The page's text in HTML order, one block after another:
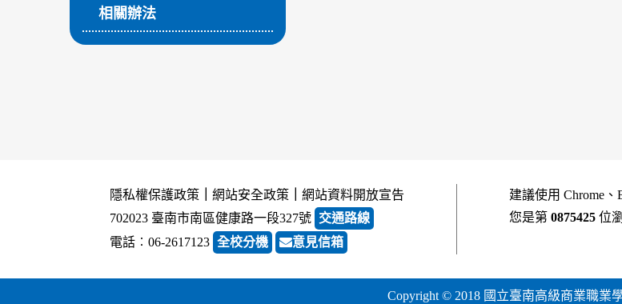
相關辦法
隱私權保護政策 網站安全政策
網站資料開放宣告
702023 臺南市南區健康路一段327號 交通路線
電話︰06-2617123 全校分機 意見信箱
建議使用 Chrome
您是第 0875425 位
Copyright © 2018 國立臺南高級商業職業